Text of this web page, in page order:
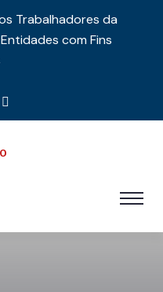
Trabalhadores da
com Fins